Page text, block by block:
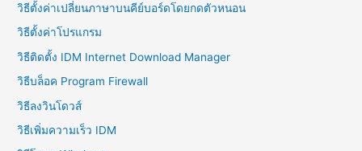
วิธีตั้งค่าเปลี่ยนภาษาบนคีย์บอร์ดโดยกดตัวหนอน
วิธีตั้งค่าโปรแกรม
วิธีติดตั้ง IDM Internet Download Manager
วิธีบล็อค Program Firewall
วิธีลงวินโดวส์
วิธีเพิ่มความเร็ว IDM